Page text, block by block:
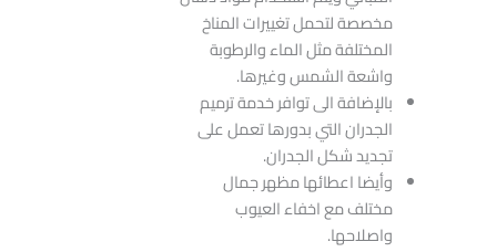
مخصصة لتحمل تغييرات المناخ
المختلفة مثل الماء والرطوبة
واشعة الشمس وغيرها.
بالإضافة الى توافر خدمة ترميم
الجدران التي بدورها تعمل على
تجديد شكل الجدران.
وأيضا اعطائها مظهر جمال
مختلف مع اخفاء العيوب
واصلاحها.